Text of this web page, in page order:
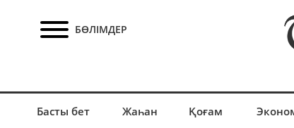
БӨЛІМДЕР
Басты бет Жаһан Қоғам